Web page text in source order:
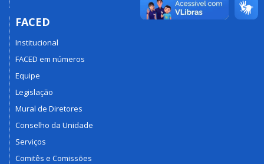
FACED
Institucional
FACED em números
Equipe
Legislação
Mural de Diretores
Conselho da Unidade
Serviços
Comitês e Comissões